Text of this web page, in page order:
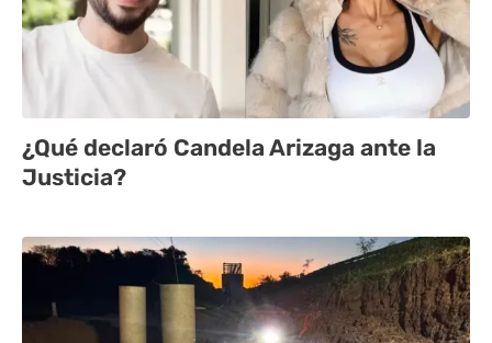
¿Qué declaró Candela Arizaga ante la
Justicia?